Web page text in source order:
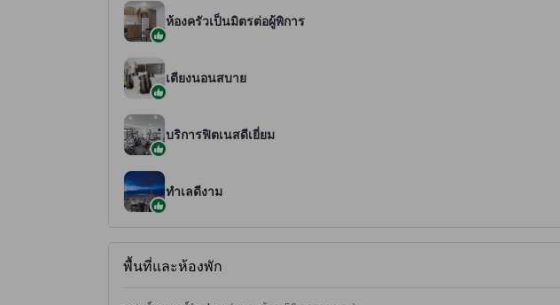
ห้องครัวเป็นมิตรต่อผู้พิการ
เตียงนอนสบาย
บริการฟิตเนสดีเยี่ยม
ทำเลดีงาม
พื้นที่และห้องพัก